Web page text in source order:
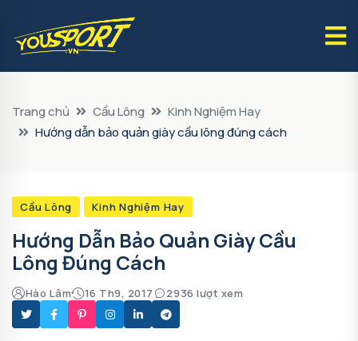
Trang chủ Cầu Lông
Kinh Nghiệm Hay
Hướng dẫn bảo quản giày cầu lông đúng cách
Cầu Lông Kinh Nghiệm Hay
Hướng Dẫn Bảo Quản Giày Cầu
Lông Đúng Cách
Hào Lâm 16 Th9, 2017 2936 lượt xem